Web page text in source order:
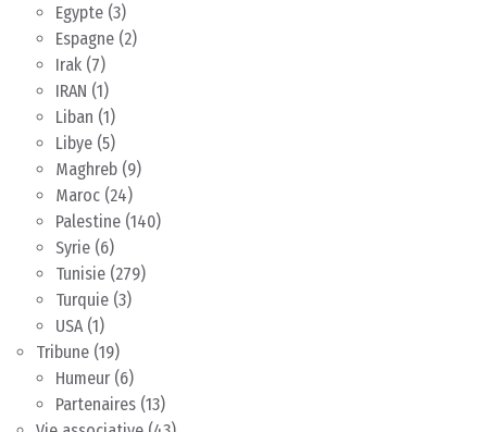
Egypte (3)
Espagne (2)
Irak (7)
IRAN (1)
Liban (1)
Libye (5)
Maghreb (9)
Maroc (24)
Palestine (140)
Syrie (6)
Tunisie (279)
Turquie (3)
USA(1)
Tribune (19)
Humeur (6)
Partenaires (13)